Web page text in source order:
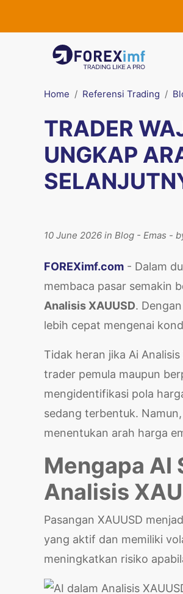
Home Referensi Trading
TRADER
UNGKAP
10 June 2026 in Blog - Emas -
FOREXimf.com - Dalam
membaca pasar semakin
Analisis XAUUSD.
lebih cepat mengenai
Tidak heran jika Ai
trader pemula maupun
mengidentifikasi pola
sedang terbentuk.
menentukan arah harga
Mengapa AI
Analisis
Pasangan XAUUSD
yang aktif dan memiliki
meningkatkan risiko